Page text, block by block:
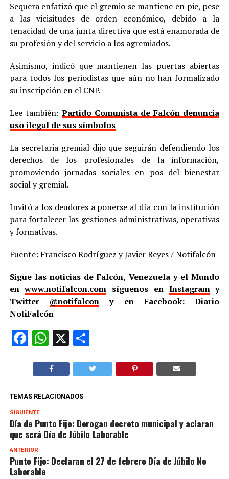
Sequera enfatizó que el gremio se mantiene en pie, pese
a las vicisitudes de orden económico, debido a la
tenacidad de una junta directiva que está enamorada de
su profesión y del servicio a los agremiados.
Asimismo, indicó que mantienen las puertas abiertas
para todos los periodistas que aún no han formalizado
su inscripción en el CNP.
Lee también: Partido Comunista de Falcón denuncia
uso ilegal de sus símbolos
La secretaria gremial dijo que seguirán defendiendo los
derechos de los profesionales de la información,
promoviendo jornadas sociales en pos del bienestar
social y gremial.
Invitó a los deudores a ponerse al día con la institución
para fortalecer las gestiones administrativas, operativas
y formativas.
Fuente: Francisco Rodríguez y Javier Reyes / Notifalcón
Sigue las noticias de Falcón, Venezuela y el Mundo
enwww.notifalcon.com síguenos en Instagramy
Twitter @notifalcon y en Facebook: Diario
NotiFalcón
Facebook
WhatsApp
X Compartir
TEMAS RELACIONADOS
SIGUIENTE
Día de Punto Fijo: Derogan decreto municipal y aclaran
que será Día de Júbilo Laborable
ANTERIOR
Punto Fijo: Declaran el 27 de febrero Día de Júbilo No
Laborable